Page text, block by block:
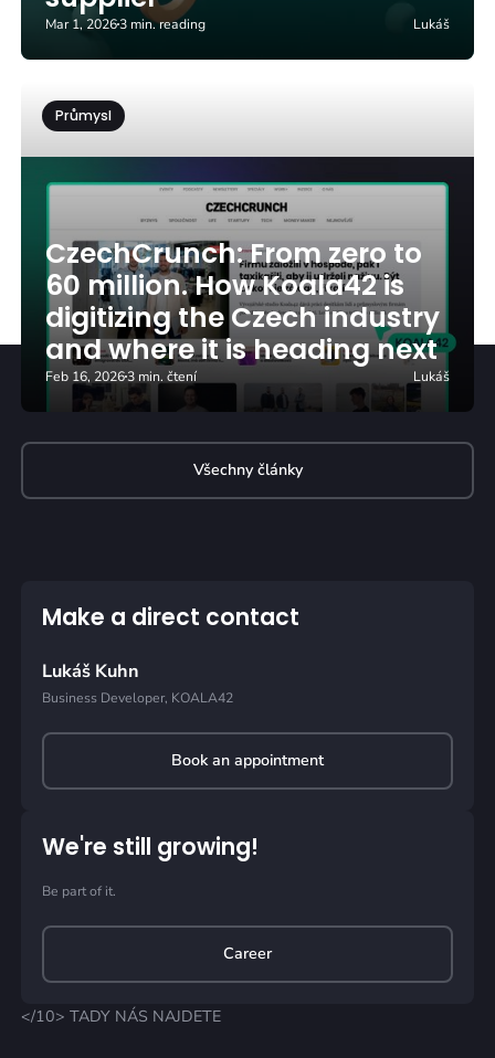
Mar 1, 20263 min. reading Lukáš
Průmysl
CzechCrunch: From zero to
60 million. How Koala42 is
digitizing the Czech industry
and where it is heading next
Feb 16, 20263 min. čtení Lukáš
Všechny články
</10> TADY NÁS NAJDETE
Make a direct contact
Lukáš Kuhn
Business Developer, KOALA42
Book an appointment
We're still growing!
Be part of it.
Career